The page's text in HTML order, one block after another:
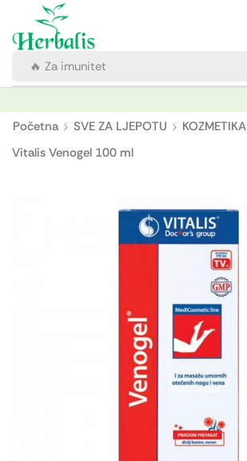
🔥 Za imunitet
Početna SVE ZA LJEPOTU
KOZMETIKA
Vitalis Venogel 100 ml